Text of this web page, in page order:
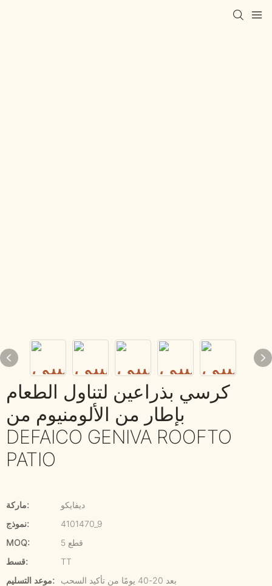
كرسي بذراعين لتناول الطعام
بإطار من الألومنيوم من
DEFAICO GENIVA ROOFTO
PATIO
ماركة:
ديفايكو
نموذج:
4101470_9
MOQ:
5 قطع
قسط:
TT
موعد التسليم:
بعد 20-40 يومًا من تأكيد السحب